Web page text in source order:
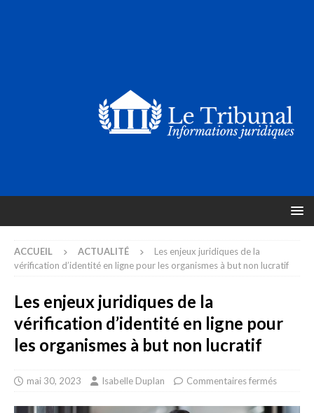
ACCUEIL ACTUALITÉ
Les enjeux juridiques de la
vérification d’identité en ligne pour les organismes à but non lucratif
Les enjeux juridiques de la
vérification d’identité en ligne pour
les organismes à but non lucratif
mai 30, 2023 Isabelle Duplan Commentaires fermés